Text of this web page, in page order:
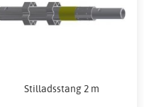
Stilladsstang 2 m